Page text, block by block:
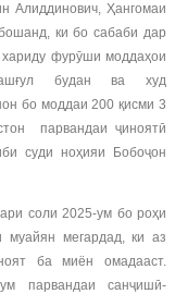
Алиддинович, Ҳангомаи
ки бо сабаби дар
фурӯши моддаҳои
будан ва худ
бо моддаи 200 қисми 3
парвандаи ҷиноятӣ
суди ноҳияи Бобоҷон
соли 2025-ум бо роҳи
муайян мегардад, ки аз
ба миён омадааст.
парвандаи санҷишӣ-